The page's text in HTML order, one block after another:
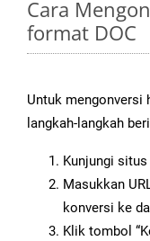
Cara
format DOC
Untuk mengonversi
langkah-langkah
Kunjungi situs
Masukkan
konversi ke
Klik tombol